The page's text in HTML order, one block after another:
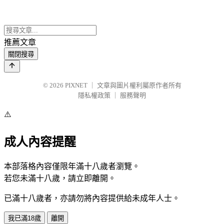
推薦文章
關閉搜尋
© 2026 PIXNET
文章與圖片權利屬原作者所有
隱私權政策
服務聲明
⚠️
成人內容提醒
本部落格內容僅限年滿十八歲者瀏覽。
若您未滿十八歲，請立即離開。
已滿十八歲者，亦請勿將內容提供給未成年人士。
我已滿18歲 離開